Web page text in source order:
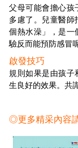
父母可能會擔心孩
多慮了。兒童醫師
個熱水澡」，是一
驗反而能預防感冒
啟發技巧
規則如果是由孩子
生良好的效果。共
◎更多精采內容